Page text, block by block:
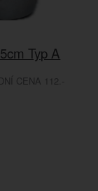
Typ A
CENA 112.-